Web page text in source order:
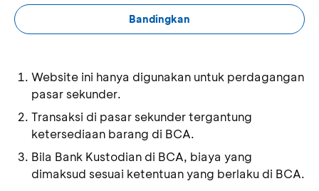
Bandingkan
Website ini hanya digunakan untuk perdagangan
pasar sekunder.
Transaksi di pasar sekunder tergantung
ketersediaan barang di BCA.
Bila Bank Kustodian di BCA, biaya yang
dimaksud sesuai ketentuan yang berlaku di BCA.